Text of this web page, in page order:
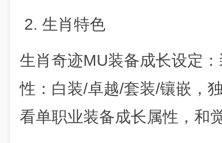
2. 生肖特色
生肖奇迹MU装备成长设定
性：白装/卓越/套装/镶嵌，
看单职业装备成长属性，和